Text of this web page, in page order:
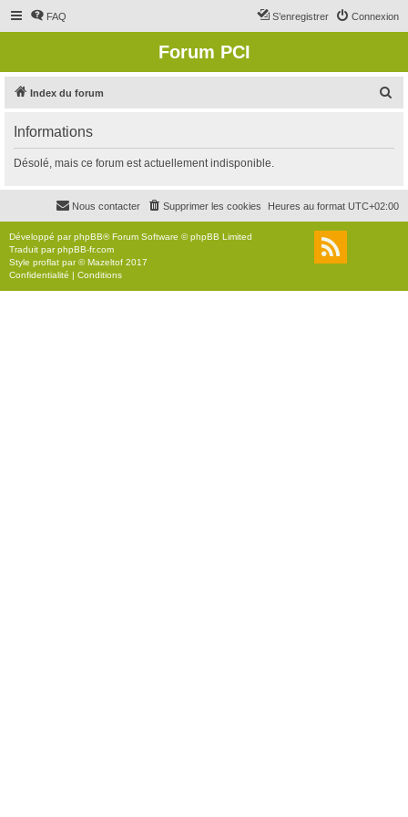
FAQ Connexion
S’enregistrer
Forum PCI
Index du forum
r
c
r
Informations
Désolé, mais ce forum est actuellement indisponible.
Heures au format UTC+02:00
Supprimer les cookies
Nous contacter
Développé parphpBB® Forum Software © phpBB Limited
Traduit parphpBB-fr.com
Style proflat par ©Mazeltof 2017
Confidentialité | Conditions